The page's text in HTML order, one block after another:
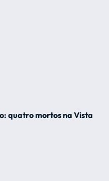
quatro mortos na Vista